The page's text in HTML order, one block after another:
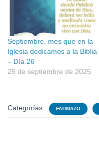
Septiembre, mes que en la
Iglesia dedicamos a la Biblia
– Día 26
25 de septiembre de 2025
Categorías: FATIMAZO